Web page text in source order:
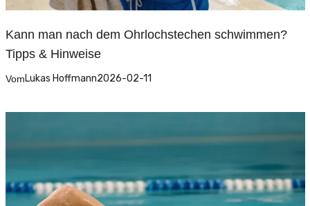
Kann man nach dem Ohrlochstechen schwimmen?
Tipps & Hinweise
VomLukas Hoffmann2026-02-11